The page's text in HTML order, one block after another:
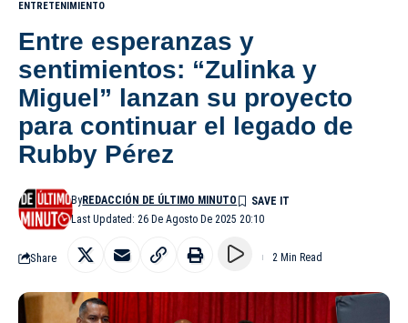
ENTRETENIMIENTO
Entre esperanzas y
sentimientos: “Zulinka y
Miguel” lanzan su proyecto
para continuar el legado de
Rubby Pérez
Last Updated: 26 De Agosto De 2025 20:10
ByREDACCIÓN DE ÚLTIMO MINUTO
Share 2 Min Read